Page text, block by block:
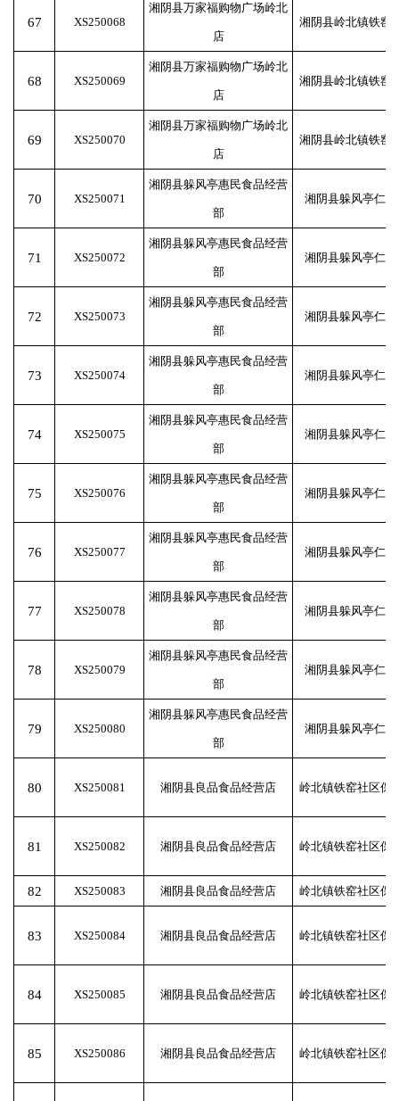
67 XS250068
湘阴县万家福购物广场岭北
店
湘阴县岭北镇铁窑
68 XS250069
湘阴县万家福购物广场岭北
店
湘阴县岭北镇铁窑
69 XS250070
湘阴县万家福购物广场岭北
店
湘阴县岭北镇铁窑
70 XS250071
湘阴县躲风亭惠民食品经营
部
湘阴县躲风亭仁
71 XS250072
湘阴县躲风亭惠民食品经营
部
湘阴县躲风亭仁
72 XS250073
湘阴县躲风亭惠民食品经营
部
湘阴县躲风亭仁
73 XS250074
湘阴县躲风亭惠民食品经营
部
湘阴县躲风亭仁
74 XS250075
湘阴县躲风亭惠民食品经营
部
湘阴县躲风亭仁
75 XS250076
湘阴县躲风亭惠民食品经营
部
湘阴县躲风亭仁
76 XS250077
湘阴县躲风亭惠民食品经营
部
湘阴县躲风亭仁
77 XS250078
湘阴县躲风亭惠民食品经营
部
湘阴县躲风亭仁
78 XS250079
湘阴县躲风亭惠民食品经营
部
湘阴县躲风亭仁
79 XS250080
湘阴县躲风亭惠民食品经营
部
湘阴县躲风亭仁
80 XS250081 湘阴县良品食品经营店 岭北镇铁窑社区保
81 XS250082 湘阴县良品食品经营店 岭北镇铁窑社区保
82 XS250083 湘阴县良品食品经营店 岭北镇铁窑社区保
83 XS250084 湘阴县良品食品经营店 岭北镇铁窑社区保
84 XS250085 湘阴县良品食品经营店 岭北镇铁窑社区保
85 XS250086 湘阴县良品食品经营店 岭北镇铁窑社区保